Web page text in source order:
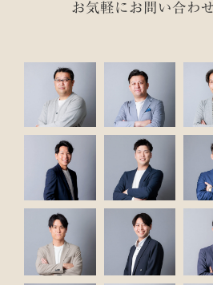
お気軽にお問い合わ